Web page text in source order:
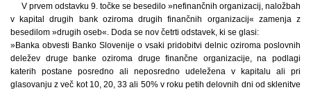
V prvem odstavku 9. točke se besedilo »nefinančnih organizacij, naložbah
v kapital drugih bank oziroma drugih finančnih organizacij« zamenja z
besedilom »drugih oseb«. Doda se nov četrti odstavek, ki se glasi:
»Banka obvesti Banko Slovenije o vsaki pridobitvi delnic oziroma poslovnih
deležev druge banke oziroma druge finančne organizacije, na podlagi
katerih postane posredno ali neposredno udeležena v kapitalu ali pri
glasovanju z več kot 10, 20, 33 ali 50% v roku petih delovnih dni od sklenitve